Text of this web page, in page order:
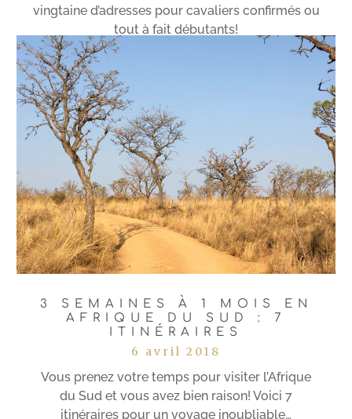
vingtaine d’adresses pour cavaliers confirmés ou
tout à fait débutants!
3 SEMAINES À 1 MOIS EN
AFRIQUE DU SUD : 7
ITINÉRAIRES
6 avril 2018
Vous prenez votre temps pour visiter l’Afrique
du Sud et vous avez bien raison! Voici 7
itinéraires pour un voyage inoubliable…